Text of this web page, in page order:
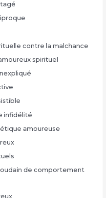
contre la malchance
spirituel
infidélité
amoureuse
de comportement